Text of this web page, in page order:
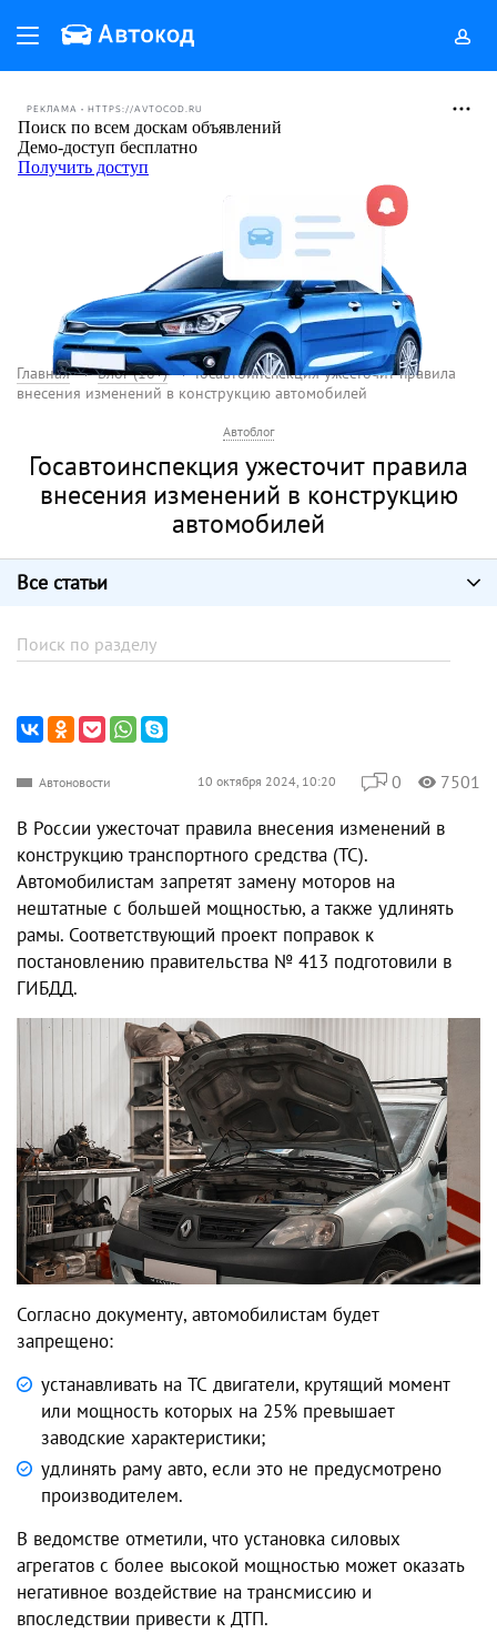
РЕКЛАМА • HTTPS://AVTOCOD.RU
Главная Блог (18+)
Госавтоинспекция ужесточит правила
внесения изменений в конструкцию автомобилей
Автоблог
Госавтоинспекция ужесточит правила
внесения изменений в конструкцию
автомобилей
Все статьи
Автоновости 10 октября 2024, 10:20 0 7501
В России ужесточат правила внесения изменений в
конструкцию транспортного средства (ТС).
Автомобилистам запретят замену моторов на
нештатные с большей мощностью, а также удлинять
рамы. Соответствующий проект поправок к
постановлению правительства № 413 подготовили в
ГИБДД.
Согласно документу, автомобилистам будет
запрещено:
устанавливать на ТС двигатели, крутящий момент
или мощность которых на 25% превышает
заводские характеристики;
удлинять раму авто, если это не предусмотрено
производителем.
В ведомстве отметили, что установка силовых
агрегатов с более высокой мощностью может оказать
негативное воздействие на трансмиссию и
впоследствии привести к ДТП.